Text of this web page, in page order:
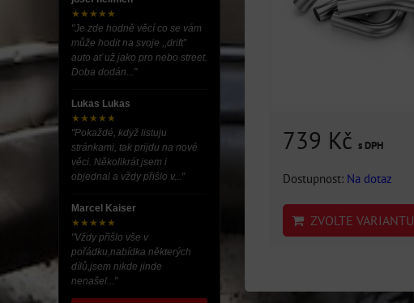
739 Kč s DPH
Dostupnost: Na dotaz
ZVOLTE VARIANTU
★★★★★
"Je zde hodně věcí co se vám
může hodit na svoje ,,drift”
auto ať už jako pro nebo street.
Doba dodán..."
Lukas Lukas
★★★★★
"Pokaždé, když listuju
stránkami, tak prijdu na nové
věci. Několikrát jsem i
objednal a vždy přišlo v..."
Marcel Kaiser
★★★★★
"Vždy přišlo vše v
pořádku,nabídka některých
dílů,jsem nikde jinde
nenašel..."